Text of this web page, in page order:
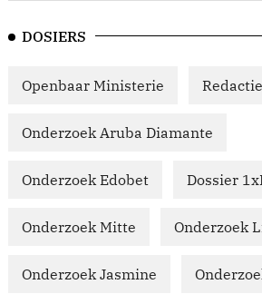
DOSIERS
Openbaar Ministerie
Onderzoek Aruba Diamante
Onderzoek Edobet Dossier
Onderzoek Mitte Onderzoek
Onderzoek Jasmine